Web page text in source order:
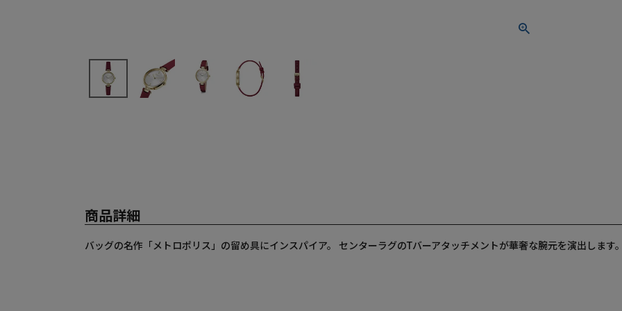
商品詳細
バッグの名作「メトロポリス」の留め具にインスパイア。 センターラグのTバーアタッチメントが華奢な腕元を演出します